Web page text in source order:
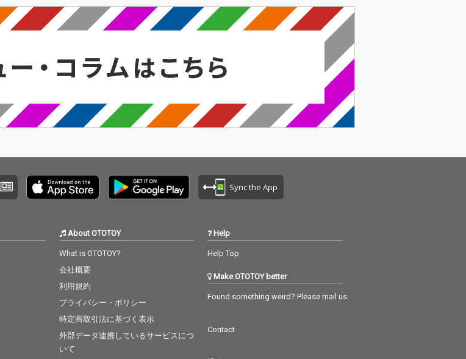
マ。 葛藤や挫折をしな
がらもそれぞれの課題
に挑戦して移住に至る
て成⻑していく様子
を、各話趣向を凝らし
け。 全 12 名の主演キ
ャストには、佐藤大樹
⻑(東京 03) 渋川清彦 北
大 ⻘木柚 大友康平 黑
木華 小⻄桜子といった
踊れる楽曲であり、予
想外に恋に落ちてしま
う心情をレトロでポッ
プながらも独特なメロ
ディーラインで歌う癖
Sync the App
About OTOTOY
What is OTOTOY?
会社概要
利用規約
プライバシー・ポリシー
特定商取引法に基づく表示
外部データ連携しているサービスにつ
いて
Help
Help Top
Make OTOTOY better
Found something weird? Please mail us
Contact